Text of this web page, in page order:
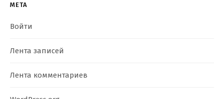
МЕТА
Войти
Лента записей
Лента комментариев